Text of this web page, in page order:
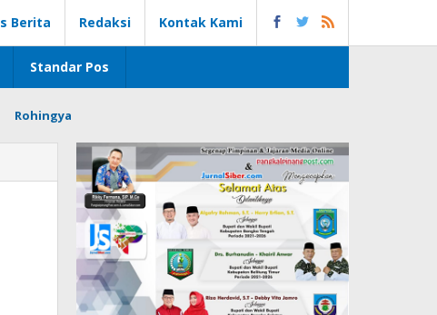
Berita Redaksi Kontak Kami
Standar Pos
Rohingya